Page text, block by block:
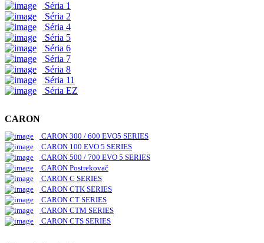
Séria 1
Séria 2
Séria 4
Séria 5
Séria 6
Séria 7
Séria 8
Séria 11
Séria EZ
CARON
CARON 300 / 600 EVO5 SERIES
CARON 100 EVO 5 SERIES
CARON 500 / 700 EVO 5 SERIES
CARON Postrekovač
CARON C SERIES
CARON CTK SERIES
CARON CT SERIES
CARON CTM SERIES
CARON CTS SERIES